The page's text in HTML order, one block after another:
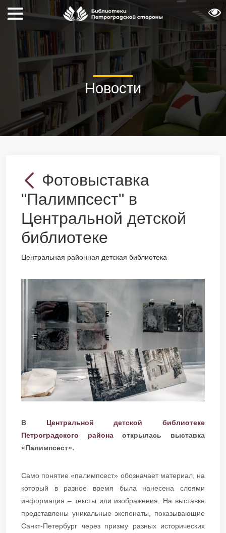
Новости
Фотовыставка
"Палимпсест" в
Центральной детской
библиотеке
Центральная районная детская библиотека
В Центральной детской библиотеке
Петроградского районаоткрылась выставка
«Палимпсест».
Само понятие «палимпсест» обозначает материал, на
который в разное время была нанесена слоями
информация – тексты или изображения. На выставке
представлены уникальные экспонаты, показывающие
Санкт-Петербург через призму разных исторических